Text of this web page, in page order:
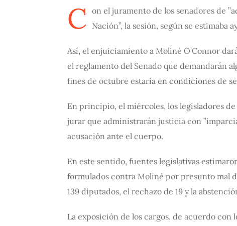
C on el juramento de los senadores de
Nación”, la sesión, según se estimaba
Así, el enjuiciamiento a Moliné O’Connor
el reglamento del Senado que demandarán
fines de octubre estaría en condiciones de
En principio, el miércoles, los legisladores
jurar que administrarán justicia con
acusación ante el cuerpo.
En este sentido, fuentes legislativas
formulados contra Moliné por presunto mal
139 diputados, el rechazo de 19 y la
La exposición de los cargos, de acuerdo con